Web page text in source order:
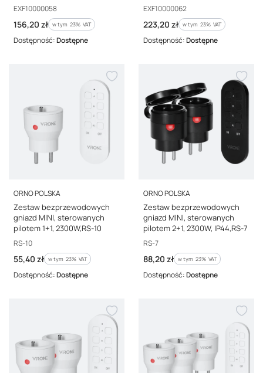
Kod producenta
EXF10000058
Cena brutto
156,20 zł w tym %s VAT
w tym 23% VAT
Dostępność:Dostępne
Kod producenta
EXF10000062
Cena brutto
223,20 zł w tym %s VAT
w tym 23% VAT
Dostępność:Dostępne
PRODUCENT
ORNO POLSKA
Zestaw bezprzewodowych
gniazd MINI, sterowanych
pilotem 1+1, 2300W,RS-10
Kod producenta
RS-10
Cena brutto
55,40 zł w tym %s VAT
w tym 23% VAT
Dostępność:Dostępne
PRODUCENT
ORNO POLSKA
Zestaw bezprzewodowych
gniazd MINI, sterowanych
pilotem 2+1, 2300W, IP44,RS-7
Kod producenta
RS-7
Cena brutto
88,20 zł w tym %s VAT
w tym 23% VAT
Dostępność:Dostępne